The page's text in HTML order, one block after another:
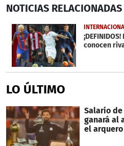
seconds
40
seconds
NOTICIAS RELACIONADAS
conocen
LO ÚLTIMO
Salario de
ganará al
el arquero